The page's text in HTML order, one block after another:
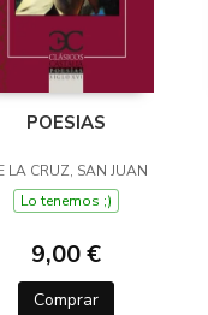
POESIAS
LA CRUZ, SAN JUAN
Lo tenemos ;)
9,00 €
Comprar